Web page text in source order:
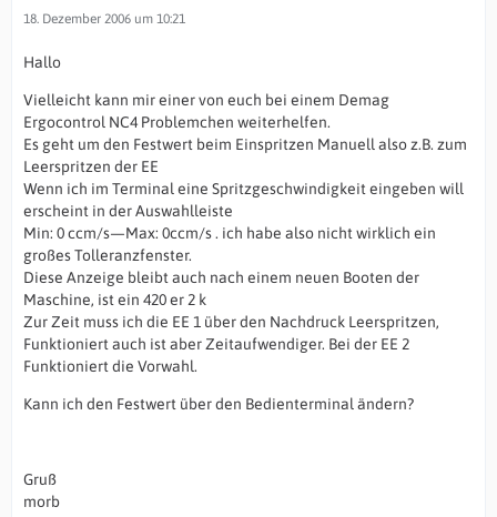
18. Dezember 2006 um 10:21
Hallo
Vielleicht kann mir einer von euch bei einem Demag
Ergocontrol NC4 Problemchen weiterhelfen.
Es geht um den Festwert beim Einspritzen Manuell also z.B. zum
Leerspritzen der EE
Wenn ich im Terminal eine Spritzgeschwindigkeit eingeben will
erscheint in der Auswahlleiste
Min: 0 ccm/s—Max: 0ccm/s . ich habe also nicht wirklich ein
großes Tolleranzfenster.
Diese Anzeige bleibt auch nach einem neuen Booten der
Maschine, ist ein 420 er 2 k
Zur Zeit muss ich die EE 1 über den Nachdruck Leerspritzen,
Funktioniert auch ist aber Zeitaufwendiger. Bei der EE 2
Funktioniert die Vorwahl.
Kann ich den Festwert über den Bedienterminal ändern?
Gruß
morb